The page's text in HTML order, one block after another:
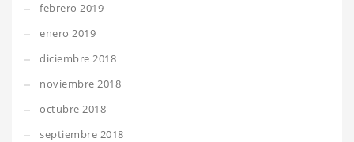
febrero 2019
enero 2019
diciembre 2018
noviembre 2018
octubre 2018
septiembre 2018